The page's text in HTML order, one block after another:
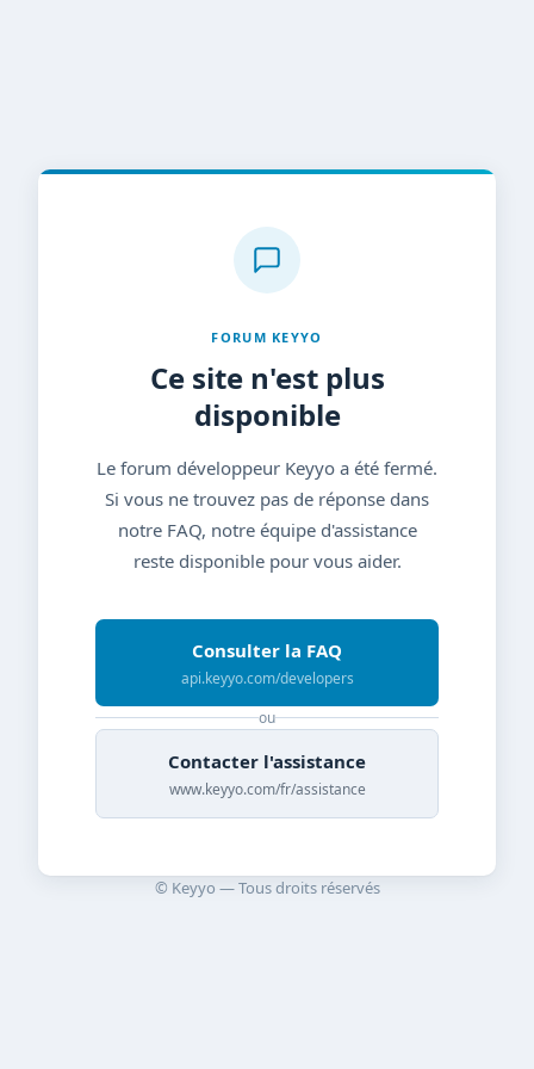
FORUM KEYYO
Ce site n'est plus
disponible
Le forum développeur Keyyo a été fermé.
Si vous ne trouvez pas de réponse dans
notre FAQ, notre équipe d'assistance
reste disponible pour vous aider.
Consulter la FAQ
api.keyyo.com/developers
ou
Contacter l'assistance
www.keyyo.com/fr/assistance
© Keyyo — Tous droits réservés